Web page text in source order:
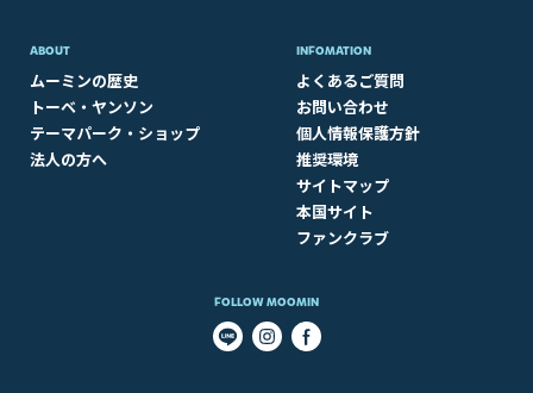
ABOUT​
ムーミンの歴史
トーベ・ヤンソン
テーマパーク・ショップ
法人の方へ
INFOMATION
よくあるご質問
お問い合わせ
個人情報保護方針
推奨環境
サイトマップ
本国サイト
ファンクラブ
FOLLOW MOOMIN